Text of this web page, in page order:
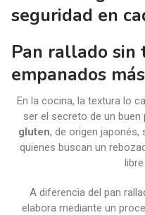
seguridad en
Pan rallado sin
empanados
En la cocina, la textura lo
ser el secreto de un buen
gluten, de origen
quienes buscan un
A diferencia del pan
elabora mediante un